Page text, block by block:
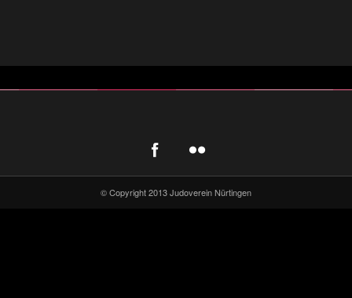
© Copyright 2013 Judoverein Nürtingen